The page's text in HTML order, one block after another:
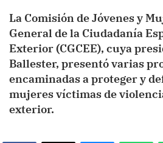
La Comisión de Jóvenes y
General de la Ciudadanía
Exterior (CGCEE), cuya
Ballester, presentó varias
encaminadas a proteger y
mujeres víctimas de
exterior.